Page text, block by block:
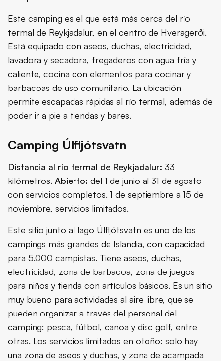
Este camping es el que está más cerca del río
termal de Reykjadalur, en el centro de Hveragerði.
Está equipado con aseos, duchas, electricidad,
lavadora y secadora, fregaderos con agua fría y
caliente, cocina con elementos para cocinar y
barbacoas de uso comunitario. La ubicación
permite escapadas rápidas al río termal, además de
poder ir a pie a tiendas y bares.
Camping Úlfljótsvatn
Distancia al río termal de Reykjadalur: 33
kilómetros. Abierto: del 1 de junio al 31 de agosto
con servicios completos. 1 de septiembre a 15 de
noviembre, servicios limitados.
Este sitio junto al lago Úlfljótsvatn es uno de los
campings más grandes de Islandia, con capacidad
para 5.000 campistas. Tiene aseos, duchas,
electricidad, zona de barbacoa, zona de juegos
para niños y tienda con artículos básicos. Es un sitio
muy bueno para actividades al aire libre, que se
pueden organizar a través del personal del
camping: pesca, fútbol, canoa y disc golf, entre
otras. Los servicios limitados en otoño: solo hay
una zona de aseos y duchas, y zona de acampada